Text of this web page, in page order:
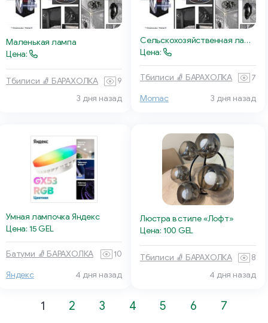
Маленькая лампа
Цена:
Тбилиси 🧦 БАРАХОЛКА
9
3 дня назад
Сельскохозяйственная лампа Momac
Цена:
Тбилиси 🧦 БАРАХОЛКА 7
Momac 3 дня назад
Умная лампочка Яндекс
Цена: 15 GEL
Батуми 🧦 БАРАХОЛКА 10
Яндекс 4 дня назад
Люстра в стиле «Лофт»
Цена: 100 GEL
Тбилиси 🧦 БАРАХОЛКА
8
4 дня назад
1 2 3 4 5 6 7